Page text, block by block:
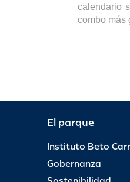
calendario
combo más
El parque
Instituto Beto
Gobernanza